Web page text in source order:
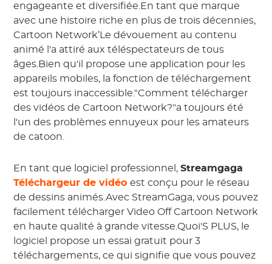
engageante et diversifiée.En tant que marque
avec une histoire riche en plus de trois décennies,
Cartoon Network’Le dévouement au contenu
animé l'a attiré aux téléspectateurs de tous
âges.Bien qu'il propose une application pour les
appareils mobiles, la fonction de téléchargement
est toujours inaccessible."Comment télécharger
des vidéos de Cartoon Network?"a toujours été
l'un des problèmes ennuyeux pour les amateurs
de catoon.
En tant que logiciel professionnel,Streamgaga
Téléchargeur de vidéoest conçu pour le réseau
de dessins animés.Avec StreamGaga, vous pouvez
facilement télécharger Video Off Cartoon Network
en haute qualité à grande vitesse.Quoi'S PLUS, le
logiciel propose un essai gratuit pour 3
téléchargements, ce qui signifie que vous pouvez